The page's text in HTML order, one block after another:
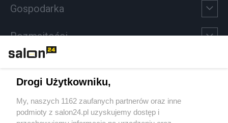
Gospodarka
Rozmaitości
Sport
Społeczeństwo
Drogi Użytkowniku,
My, naszych 1162 zaufanych partnerów oraz inne
podmioty z salon24.pl uzyskujemy dostęp i